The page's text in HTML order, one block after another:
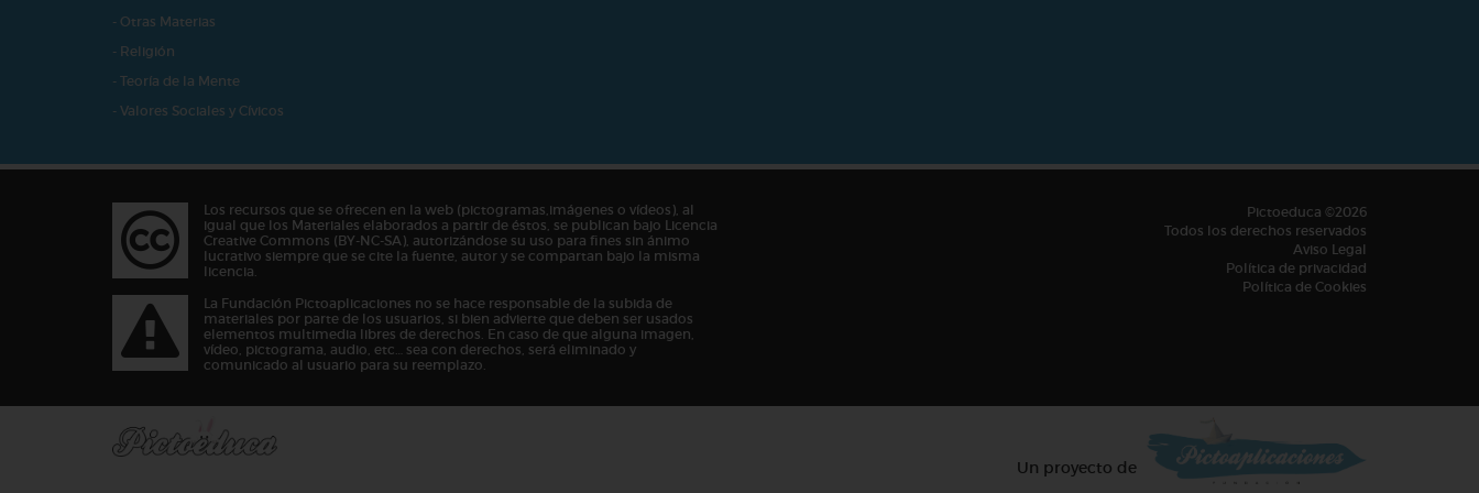
- Otras Materias
- Religión
- Teoría de la Mente
- Valores Sociales y Cívicos
Los recursos que se ofrecen en la web (pictogramas,imágenes o vídeos), al
igual que los Materiales elaborados a partir de éstos, se publican bajo Licencia
Creative Commons (BY-NC-SA), autorizándose su uso para fines sin ánimo
lucrativo siempre que se cite la fuente, autor y se compartan bajo la misma
licencia.
La Fundación Pictoaplicaciones no se hace responsable de la subida de
materiales por parte de los usuarios, si bien advierte que deben ser usados
elementos multimedia libres de derechos. En caso de que alguna imagen,
vídeo, pictograma, audio, etc… sea con derechos, será eliminado y
comunicado al usuario para su reemplazo.
Pictoeduca ©2026
Todos los derechos reservados
Aviso Legal
Política de privacidad
Política de Cookies
Un proyecto de